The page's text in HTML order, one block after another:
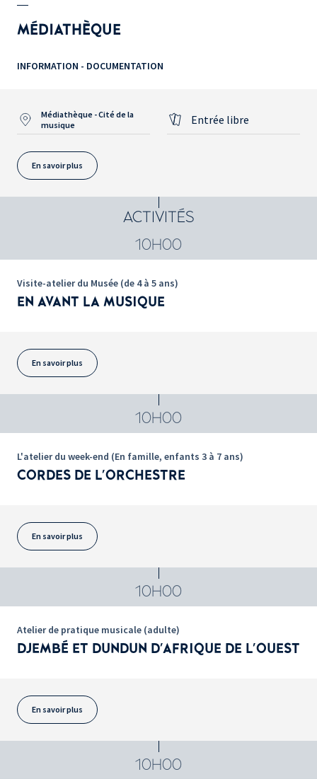
MÉDIATHÈQUE
INFORMATION - DOCUMENTATION
Médiathèque - Cité de la
musique
Entrée libre
En savoir plus
ACTIVITÉS
10H00
Visite-atelier du Musée (de 4 à 5 ans)
EN AVANT LA MUSIQUE
En savoir plus
10H00
L'atelier du week-end (En famille, enfants 3 à 7 ans)
CORDES DE L'ORCHESTRE
En savoir plus
10H00
Atelier de pratique musicale (adulte)
DJEMBÉ ET DUNDUN D'AFRIQUE DE L'OUEST
En savoir plus
10H00